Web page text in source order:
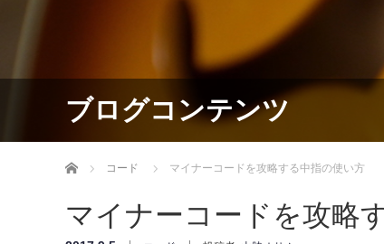
ブログコンテンツ
Home コード マイナーコードを攻略する中指の使い方
マイナーコードを攻略